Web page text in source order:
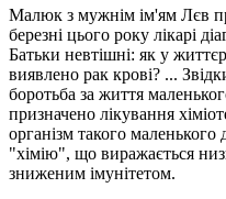
Малюк з мужнім ім'ям Лєв
березні цього року лікарі
Батьки невтішні: як у
виявлено рак крові? ...
боротьба за життя
призначено лікування
організм такого
"хімію", що виражається
зниженим імунітетом.